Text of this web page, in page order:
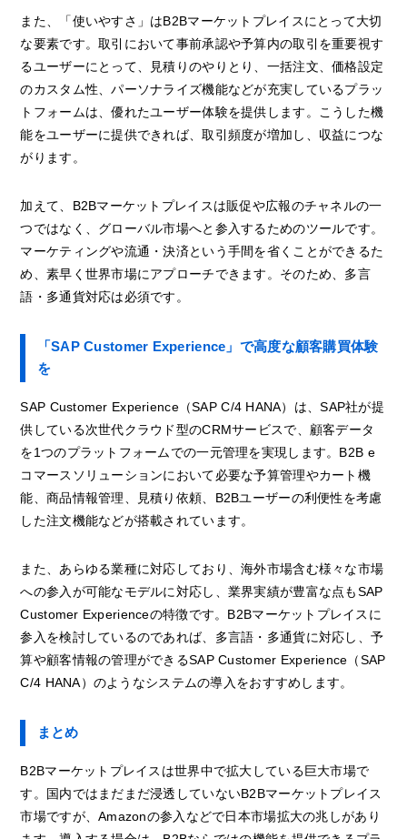
また、「使いやすさ」はB2Bマーケットプレイスにとって大切
な要素です。取引において事前承認や予算内の取引を重要視す
るユーザーにとって、見積りのやりとり、一括注文、価格設定
のカスタム性、パーソナライズ機能などが充実しているプラッ
トフォームは、優れたユーザー体験を提供します。こうした機
能をユーザーに提供できれば、取引頻度が増加し、収益につな
がります。
加えて、B2Bマーケットプレイスは販促や広報のチャネルの一
つではなく、グローバル市場へと参入するためのツールです。
マーケティングや流通・決済という手間を省くことができるた
め、素早く世界市場にアプローチできます。そのため、多言
語・多通貨対応は必須です。
「SAP Customer Experience」で高度な顧客購買体験
を
SAP Customer Experience（SAP C/4 HANA）は、SAP社が提
供している次世代クラウド型のCRMサービスで、顧客データ
を1つのプラットフォームでの一元管理を実現します。B2B e
コマースソリューションにおいて必要な予算管理やカート機
能、商品情報管理、見積り依頼、B2Bユーザーの利便性を考慮
した注文機能などが搭載されています。
また、あらゆる業種に対応しており、海外市場含む様々な市場
への参入が可能なモデルに対応し、業界実績が豊富な点もSAP
Customer Experienceの特徴です。B2Bマーケットプレイスに
参入を検討しているのであれば、多言語・多通貨に対応し、予
算や顧客情報の管理ができるSAP Customer Experience（SAP
C/4 HANA）のようなシステムの導入をおすすめします。
まとめ
B2Bマーケットプレイスは世界中で拡大している巨大市場で
す。国内ではまだまだ浸透していないB2Bマーケットプレイス
市場ですが、Amazonの参入などで日本市場拡大の兆しがあり